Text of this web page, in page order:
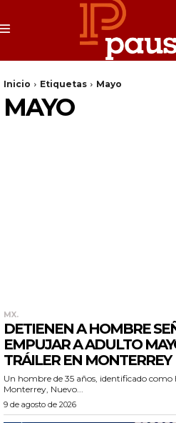
Inicio Etiquetas Mayo
MAYO
MX.
DETIENEN A HOMBRE
EMPUJAR A ADULTO
TRÁILER EN MONTERREY
Un hombre de 35 años, identificado como
Monterrey, Nuevo...
9 de agosto de 2026